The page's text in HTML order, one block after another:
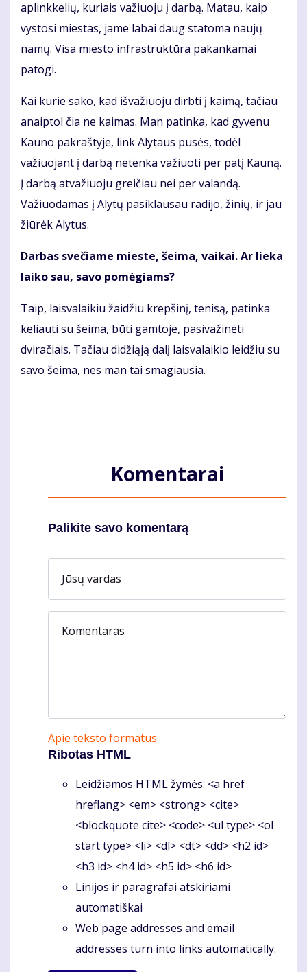
aplinkkelių, kuriais važiuoju į darbą. Matau, kaip
vystosi miestas, jame labai daug statoma naujų
namų. Visa miesto infrastruktūra pakankamai
patogi.
Kai kurie sako, kad išvažiuoju dirbti į kaimą, tačiau
anaiptol čia ne kaimas. Man patinka, kad gyvenu
Kauno pakraštyje, link Alytaus pusės, todėl
važiuojant į darbą netenka važiuoti per patį Kauną.
Į darbą atvažiuoju greičiau nei per valandą.
Važiuodamas į Alytų pasiklausau radijo, žinių, ir jau
žiūrėk Alytus.
Darbas svečiame mieste, šeima, vaikai. Ar lieka
laiko sau, savo pomėgiams?
Taip, laisvalaikiu žaidžiu krepšinį, tenisą, patinka
keliauti su šeima, būti gamtoje, pasivažinėti
dviračiais. Tačiau didžiąją dalį laisvalaikio leidžiu su
savo šeima, nes man tai smagiausia.
Komentarai
Palikite savo komentarą
Jūsų vardas
Komentaras
Apie teksto formatus
Ribotas HTML
Leidžiamos HTML žymės: <a href
hreflang> <em> <strong> <cite>
<blockquote cite> <code> <ul type> <ol
start type> <li> <dl> <dt> <dd> <h2 id>
<h3 id> <h4 id> <h5 id> <h6 id>
Linijos ir paragrafai atskiriami
automatiškai
Web page addresses and email
addresses turn into links automatically.